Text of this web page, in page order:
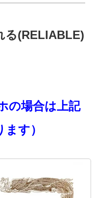
る(RELIABLE)
の場合は上記
す）